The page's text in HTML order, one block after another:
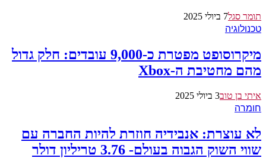
תומר סגל7 ביולי 2025
טכנולוגיה
מיקרוסופט מפטרת כ-9,000 עובדים: חלק גדול
מהם מחטיבת ה-Xbox
איתי בן טוב3 ביולי 2025
חומרה
לא עוצרת: אנבידיה חוזרת להיות החברה עם
שווי השוק הגבוה בעולם- 3.76 טריליון דולר